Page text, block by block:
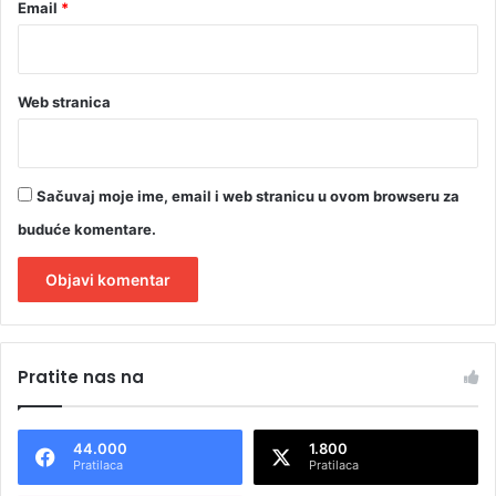
Email *
Web stranica
Sačuvaj moje ime, email i web stranicu u ovom browseru za
buduće komentare.
t
n
Pratite nas na
44.000
Pratilaca
1.800
Pratilaca